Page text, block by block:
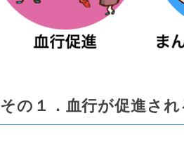
その１．血行が促進され